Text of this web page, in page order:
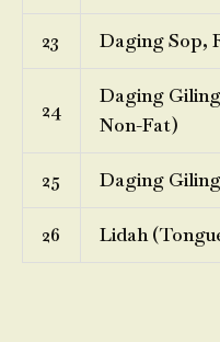
23 Daging Sop,
24
Daging
Non-Fat)
25 Daging
26 Lidah